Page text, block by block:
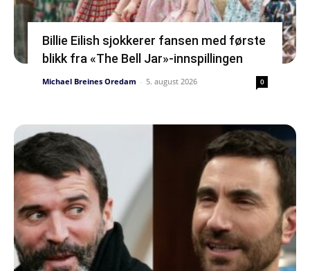
Billie Eilish sjokkerer fansen med første
blikk fra «The Bell Jar»-innspillingen
Michael Breines Oredam - 5. august 2026 0